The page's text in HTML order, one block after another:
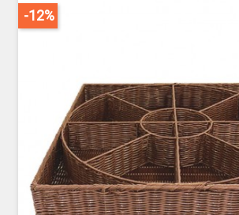
-12%